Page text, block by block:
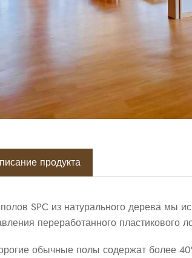
продукта
SPC из натурального дерева мы
переработанного пластикового
обычные полы содержат более